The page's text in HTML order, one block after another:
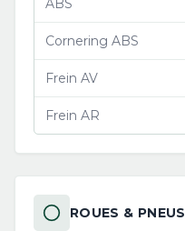
ABS
Cornering ABS
Frein AV
Frein AR
ROUES & PNEUS